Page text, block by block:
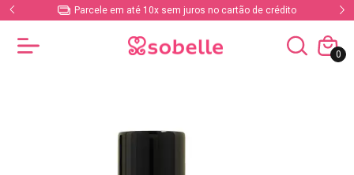
Parcele em até 10x sem juros no cartão de crédito
0